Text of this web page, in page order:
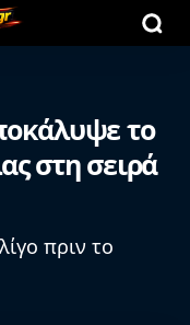
το
στη σειρά
πριν το